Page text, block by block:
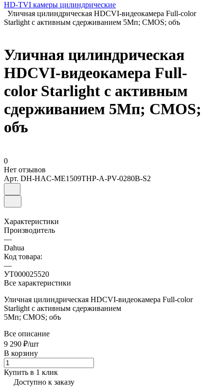
HD-TVI камеры цилиндрические
Уличная цилиндрическая HDCVI-видеокамера Full-color
Starlight с активным сдерживанием 5Mп; CMOS; объ
Уличная цилиндрическая
HDCVI-видеокамера Full-
color Starlight с активным
сдерживанием 5Mп; CMOS;
объ
0
Нет отзывов
Арт. DH-HAC-ME1509THP-A-PV-0280B-S2
Характеристики
Производитель
—
Dahua
Код товара:
—
УТ000025520
Все характеристики
Уличная цилиндрическая HDCVI-видеокамера Full-color
Starlight с активным сдерживанием
5Mп; CMOS; объ
Все описание
9 290 ₽/шт
В корзину
Купить в 1 клик
Доступно к заказу